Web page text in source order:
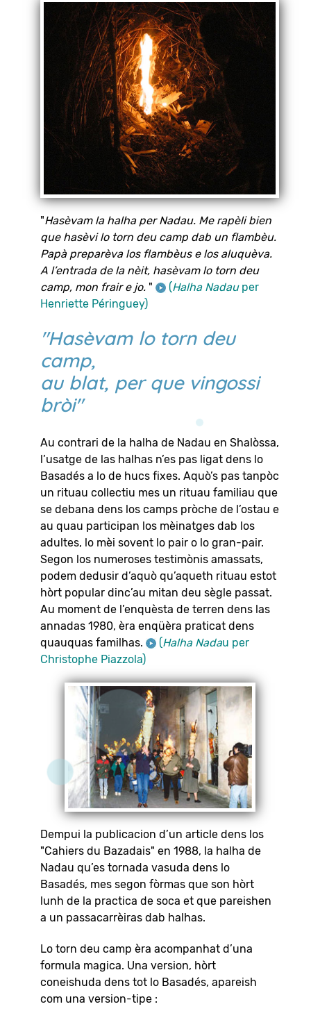
"Hasèvam la halha per Nadau. Me rapèli bien
que hasèvi lo torn deu camp dab un flambèu.
Papà preparèva los flambèus e los aluquèva.
A l’entrada de la nèit, hasèvam lo torn deu
camp, mon frair e jo. " (Halha Nadauper
Henriette Péringuey)
"Hasèvam lo torn deu
camp,
au blat, per que vingossi
bròi"
Au contrari de la halha de Nadau en Shalòssa,
l’usatge de las halhas n’es pas ligat dens lo
Basadés a lo de hucs fixes. Aquò’s pas tanpòc
un rituau collectiu mes un rituau familiau que
se debana dens los camps pròche de l’ostau e
au quau participan los mèinatges dab los
adultes, lo mèi sovent lo pair o lo gran-pair.
Segon los numeroses testimònis amassats,
podem dedusir d’aquò qu’aqueth rituau estot
hòrt popular dinc’au mitan deu sègle passat.
Au moment de l’enquèsta de terren dens las
annadas 1980, èra enqüèra praticat dens
quauquas familhas.
(Halha Nadau per
Christophe Piazzola)
Dempui la publicacion d’un article dens los
"Cahiers du Bazadais" en 1988, la halha de
Nadau qu’es tornada vasuda dens lo
Basadés, mes segon fòrmas que son hòrt
lunh de la practica de soca et que pareishen
a un passacarrèiras dab halhas.
Lo torn deu camp èra acompanhat d’una
formula magica. Una version, hòrt
coneishuda dens tot lo Basadés, apareish
com una version-tipe :